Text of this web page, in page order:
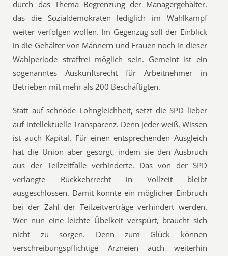
durch das Thema Begrenzung der Managergehälter,
das die Sozialdemokraten lediglich im Wahlkampf
weiter verfolgen wollen. Im Gegenzug soll der Einblick
in die Gehälter von Männern und Frauen noch in dieser
Wahlperiode straffrei möglich sein. Gemeint ist ein
sogenanntes Auskunftsrecht für Arbeitnehmer in
Betrieben mit mehr als 200 Beschäftigten.
Statt auf schnöde Lohngleichheit, setzt die SPD lieber
auf intellektuelle Transparenz. Denn jeder weiß, Wissen
ist auch Kapital. Für einen entsprechenden Ausgleich
hat die Union aber gesorgt, indem sie den Ausbruch
aus der Teilzeitfalle verhinderte. Das von der SPD
verlangte Rückkehrrecht in Vollzeit bleibt
ausgeschlossen. Damit konnte ein möglicher Einbruch
bei der Zahl der Teilzeitverträge verhindert werden.
Wer nun eine leichte Übelkeit verspürt, braucht sich
nicht zu sorgen. Denn zum Glück können
verschreibungspflichtige Arzneien auch weiterhin